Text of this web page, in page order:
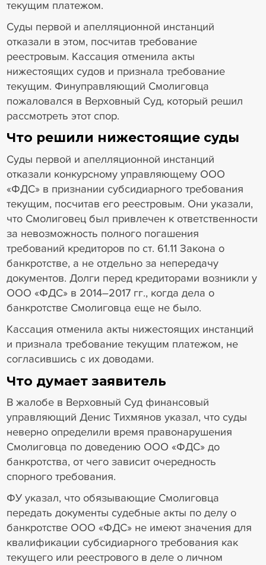
текущим платежом.
Суды первой и апелляционной инстанций
отказали в этом, посчитав требование
реестровым. Кассация отменила акты
нижестоящих судов и признала требование
текущим. Финуправляющий Смолиговца
пожаловался в Верховный Суд, который решил
рассмотреть этот спор.
Что решили нижестоящие суды
Суды первой и апелляционной инстанций
отказали конкурсному управляющему ООО
«ФДС» в признании субсидиарного требования
текущим, посчитав его реестровым. Они указали,
что Смолиговец был привлечен к ответственности
за невозможность полного погашения
требований кредиторов по ст. 61.11 Закона о
банкротстве, а не отдельно за непередачу
документов. Долги перед кредиторами возникли у
ООО «ФДС» в 2014–2017 гг., когда дела о
банкротстве Смолиговца еще не было.
Кассация отменила акты нижестоящих инстанций
и признала требование текущим платежом, не
согласившись с их доводами.
Что думает заявитель
В жалобе в Верховный Суд финансовый
управляющий Денис Тихмянов указал, что суды
неверно определили время правонарушения
Смолиговца по доведению ООО «ФДС» до
банкротства, от чего зависит очередность
спорного требования.
ФУ указал, что обязывающие Смолиговца
передать документы судебные акты по делу о
банкротстве ООО «ФДС» не имеют значения для
квалификации субсидиарного требования как
текущего или реестрового в деле о личном